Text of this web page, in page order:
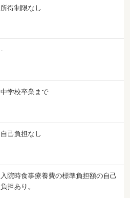
所得制限なし
-
中学校卒業まで
自己負担なし
入院時食事療養費の標準負担額の自己
負担あり。